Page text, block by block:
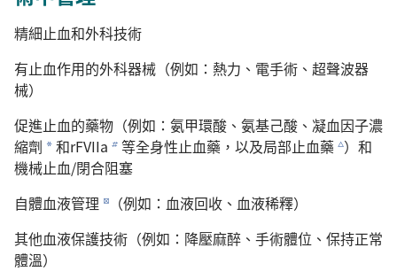
精細止血和外科技術
有止血作用的外科器械（例如：熱力、電手術、超聲波器
械）
促進止血的藥物（例如：氨甲環酸、氨基己酸、凝血因子濃
縮劑 a和rFVIIa b等全身性止血藥，以及局部止血藥c）和
機械止血/閉合阻塞
自體血液管理 d （例如：血液回收、血液稀釋）
其他血液保護技術（例如：降壓麻醉、手術體位、保持正常
體溫）